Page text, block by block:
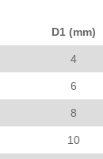
D1 (mm)
4
6
8
10